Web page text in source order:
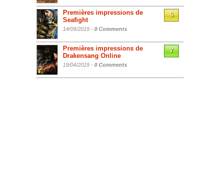
Premières impressions de
Seafight
14/09/2019 - 0 Comments
5
Premières impressions de
Drakensang Online
19/04/2019 - 0 Comments
7